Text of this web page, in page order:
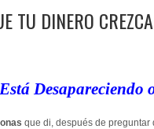
TU DINERO CREZCA
Desapareciendo
que di, después de